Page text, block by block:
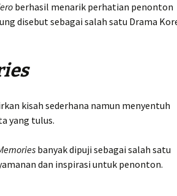
berhasil menarik perhatian penonton
disebut sebagai salah satu Drama
kisah sederhana namun menyentuh
yang tulus.
banyak dipuji sebagai salah satu
dan inspirasi untuk penonton.